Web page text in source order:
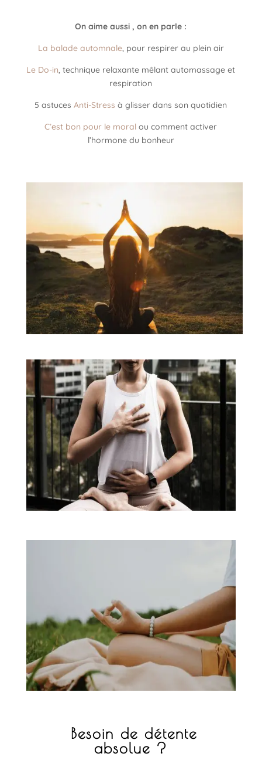
On aime aussi , on en parle :
La balade automnale, pour respirer au plein air
Le Do-in , technique relaxante mêlant automassage et
respiration
5 astucesAnti-Stress à glisser dans son quotidien
C’est bon pour le moral ou comment activer
l’hormone du bonheur
Besoin de détente
absolue ?